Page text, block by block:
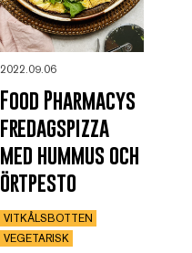
2022.09.06
Food Pharmacys
fredagspizza
med hummus och
örtpesto
VITKÅLSBOTTEN
VEGETARISK